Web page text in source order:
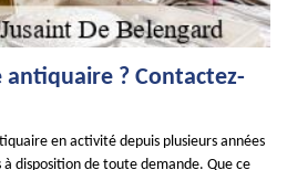
antiquaire ? Contactez-
en activité depuis plusieurs années
à disposition de toute demande. Que ce